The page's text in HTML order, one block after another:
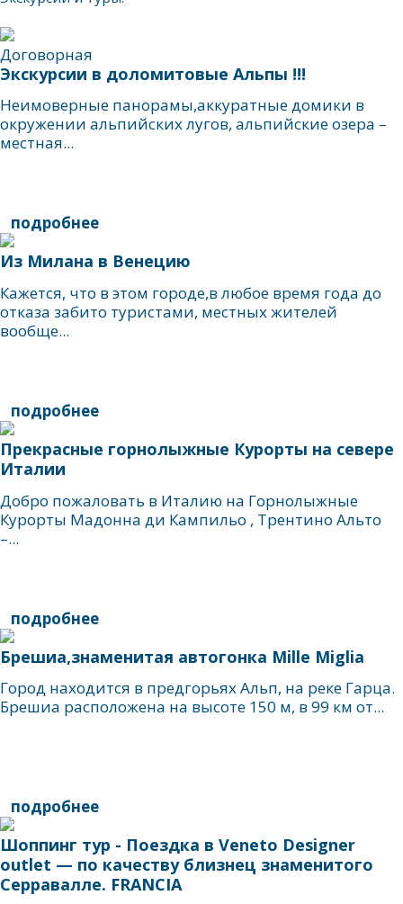
Договорная
Экскурсии в доломитовые Альпы !!!
Неимоверные панорамы,аккуратные домики в
окружении альпийских лугов, альпийские озера –
местная...
подробнее
Из Милана в Венецию
Кажется, что в этом городе,в любое время года до
отказа забито туристами, местных жителей
вообще...
подробнее
Прекрасные горнолыжные Курорты на севере
Италии
Добро пожаловать в Италию на Горнолыжные
Курорты Мадонна ди Кампильо , Трентино Альто
–...
подробнее
Брешиа,знаменитая автогонка Mille Miglia
Город находится в предгорьях Альп, на реке Гарца.
Брешиа расположена на высоте 150 м, в 99 км от...
подробнее
Шоппинг тур - Поездка в Veneto Designer
outlet — по качеству близнец знаменитого
Серравалле. FRANCIA